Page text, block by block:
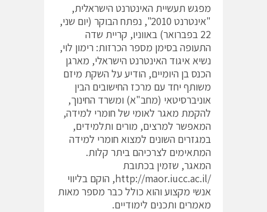
מפגש תעשיית האינטרנט הישראלית,
"אינטרנט 2010", נפתח הבוקר (יום שני,
22 בפברואר) באווניו, קריית שדה
התעופה בסימן מספר הכרזות: רימון לוי,
נשיא איגוד האינטרנט הישראלי, מארגן
הכנס בן היומיים, הודיע על השקת מיזם
משותף יחד עם מרכז החישובים הבין
אוניברסיטאי (מחב"א) ומשרד החינוך,
להקמת מאגר לאומי של חומרי למידה,
המאפשר למרצים, מורים ותלמידים,
במגזרים השונים למצוא חומרי למידה
המתאימים לצרכיהם ביתר קלות.
המאגר, שזמין בכתובת
/http://maor.iucc.ac.il, הוקם בליווי
אנשי מקצוע והוא כולל כבר מספר מאות
מאמרים ותכנים לימודיים.